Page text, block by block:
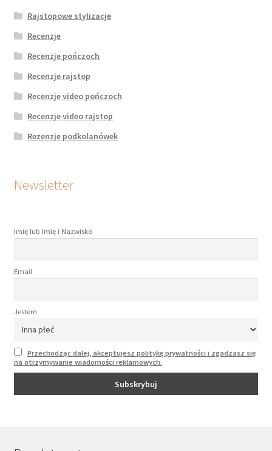
Rajstopowe stylizacje
Recenzje
Recenzje pończoch
Recenzje rajstop
Recenzje video pończoch
Recenzje video rajstop
Rezenzje podkolanówek
Newsletter
Imię lub Imię i Nazwisko
Email
Jestem
Przechodząc dalej, akceptujesz politykę prywatności i zgadzasz się
na otrzymywanie wiadomości reklamowych.